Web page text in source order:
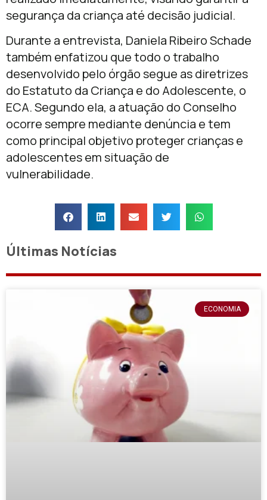
segurança da criança até decisão judicial.
Durante a entrevista, Daniela Ribeiro Schade
também enfatizou que todo o trabalho
desenvolvido pelo órgão segue as diretrizes
do Estatuto da Criança e do Adolescente, o
ECA. Segundo ela, a atuação do Conselho
ocorre sempre mediante denúncia e tem
como principal objetivo proteger crianças e
adolescentes em situação de
vulnerabilidade.
Últimas Notícias
ECONOMIA